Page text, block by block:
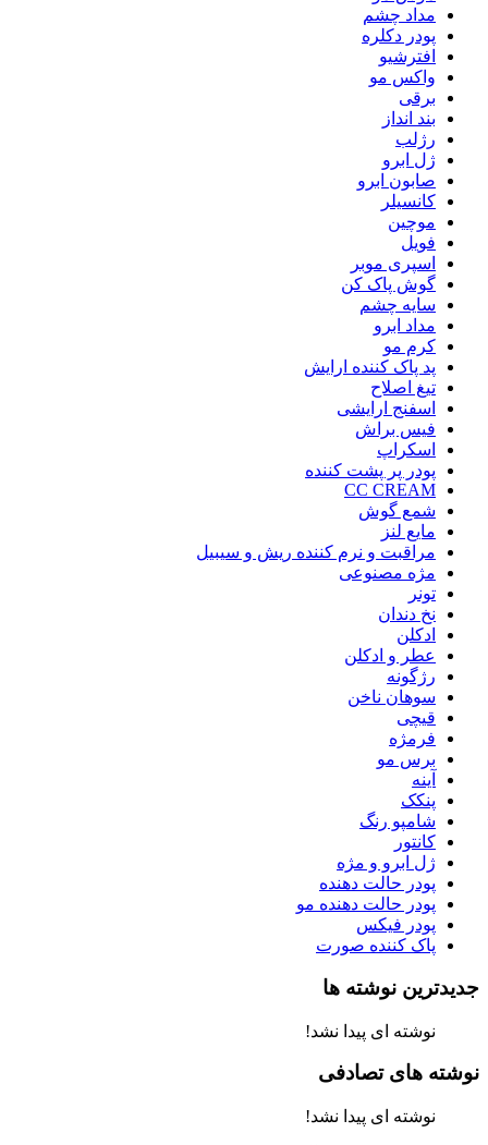
مداد چشم
پودر دکلره
افترشیو
واکس مو
برقی
بند انداز
رژلب
ژل ابرو
صابون ابرو
کانسیلر
موچین
فویل
اسپری موبر
گوش پاک کن
سایه چشم
مداد ابرو
کرم مو
پد پاک کننده ارایش
تیغ اصلاح
اسفنج ارایشی
فیس براش
اسکراپ
پودر پر پشت کننده
CC CREAM
شمع گوش
مایع لنز
مراقبت و نرم کننده ریش و سیبیل
مژه مصنوعی
تونر
نخ دندان
ادکلن
عطر و ادکلن
رژگونه
سوهان ناخن
قیچی
فرمژه
برس مو
آینه
پنکک
شامپو رنگ
کانتور
ژل ابرو و مژه
پودر حالت دهنده
پودر حالت دهنده مو
پودر فیکس
پاک کننده صورت
جدیدترین نوشته ها
نوشته ای پیدا نشد!
نوشته های تصادفی
نوشته ای پیدا نشد!